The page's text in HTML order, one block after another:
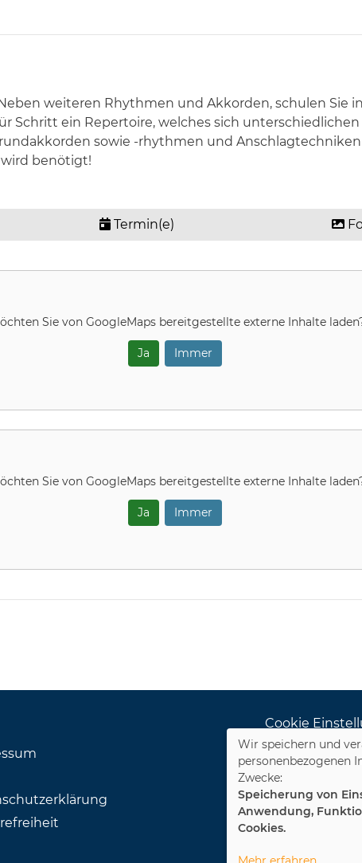
weiteren Rhythmen und Akkorden, schulen Sie
ein Repertoire, welches sich unterschiedlichen
sowie -rhythmen und
wird benötigt!
Termin(e)
Sie von GoogleMaps bereitgestellte externe Inhalte
Ja Immer
Sie von GoogleMaps bereitgestellte externe Inhalte
Ja Immer
Cookie
Dozenten-
Wir speichern und
personenbezogenen
Zwecke:
Speicherung von
Anwendung,
Cookies.